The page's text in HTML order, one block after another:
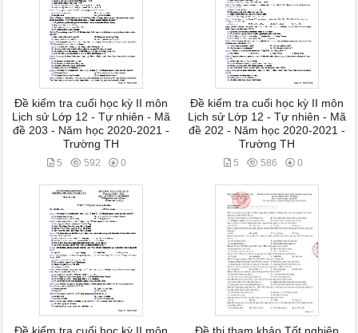
Đề kiểm tra cuối học kỳ II môn
Lịch sử Lớp 12 - Tự nhiên - Mã
đề 203 - Năm học 2020-2021 -
Trường TH
5 592 0
Đề kiểm tra cuối học kỳ II môn
Lịch sử Lớp 12 - Tự nhiên - Mã
đề 202 - Năm học 2020-2021 -
Trường TH
5 586 0